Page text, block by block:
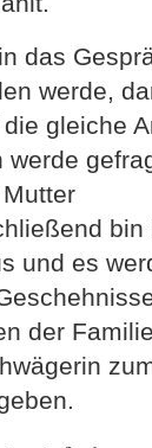
das
werde,
gleiche
werde
bin
und es
der Familie